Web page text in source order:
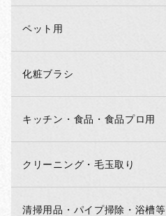
ペット用
化粧ブラシ
キッチン・食品・食品プロ用
クリーニング・毛玉取り
清掃用品・パイプ掃除・浴槽等